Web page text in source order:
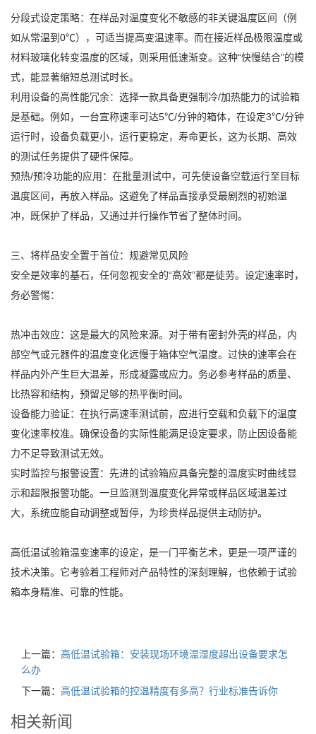
分段式设定策略：在样品对温度变化不敏感的非关键温度区间（例
如从常温到0℃），可适当提高变温速率。而在接近样品极限温度或
材料玻璃化转变温度的区域，则采用低速渐变。这种“快慢结合”的模
式，能显著缩短总测试时长。
利用设备的高性能冗余：选择一款具备更强制冷/加热能力的试验箱
是基础。例如，一台宣称速率可达5℃/分钟的箱体，在设定3℃/分钟
运行时，设备负载更小，运行更稳定，寿命更长，这为长期、高效
的测试任务提供了硬件保障。
预热/预冷功能的应用：在批量测试中，可先使设备空载运行至目标
温度区间，再放入样品。这避免了样品直接承受最剧烈的初始温
冲，既保护了样品，又通过并行操作节省了整体时间。
三、将样品安全置于首位：规避常见风险
安全是效率的基石，任何忽视安全的“高效”都是徒劳。设定速率时，
务必警惕：
热冲击效应：这是最大的风险来源。对于带有密封外壳的样品，内
部空气或元器件的温度变化远慢于箱体空气温度。过快的速率会在
样品内外产生巨大温差，形成凝露或应力。务必参考样品的质量、
比热容和结构，预留足够的热平衡时间。
设备能力验证：在执行高速率测试前，应进行空载和负载下的温度
变化速率校准。确保设备的实际性能满足设定要求，防止因设备能
力不足导致测试无效。
实时监控与报警设置：先进的试验箱应具备完整的温度实时曲线显
示和超限报警功能。一旦监测到温度变化异常或样品区域温差过
大，系统应能自动调整或暂停，为珍贵样品提供主动防护。
高低温试验箱温变速率的设定，是一门平衡艺术，更是一项严谨的
技术决策。它考验着工程师对产品特性的深刻理解，也依赖于试验
箱本身精准、可靠的性能。
上一篇： 高低温试验箱：安装现场环境温湿度超出设备要求怎
么办
下一篇： 高低温试验箱的控温精度有多高？行业标准告诉你
相关新闻